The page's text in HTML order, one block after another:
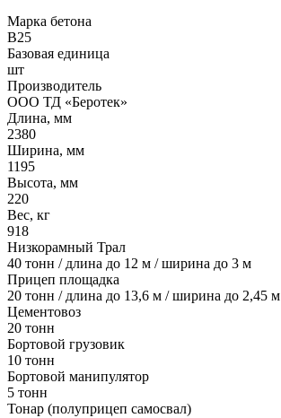
Марка бетона
B25
Базовая единица
шт
Производитель
ООО ТД «Беротек»
Длина, мм
2380
Ширина, мм
1195
Высота, мм
220
Вес, кг
918
Низкорамный Трал
40 тонн / длина до 12 м / ширина до 3 м
Прицеп площадка
20 тонн / длина до 13,6 м / ширина до 2,45 м
Цементовоз
20 тонн
Бортовой грузовик
10 тонн
Бортовой манипулятор
5 тонн
Тонар (полуприцеп самосвал)